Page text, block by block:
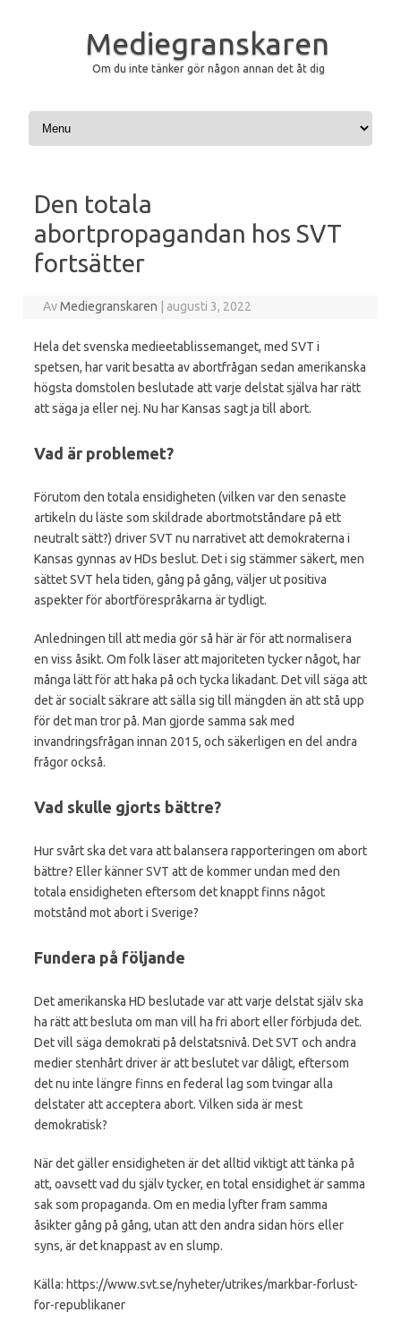
Mediegranskaren
Om du inte tänker gör någon annan det åt dig
Hoppa till innehåll
Den totala
abortpropagandan hos SVT
fortsätter
AvMediegranskaren augusti 3, 2022
Hela det svenska medieetablissemanget, med SVT i
spetsen, har varit besatta av abortfrågan sedan amerikanska
högsta domstolen beslutade att varje delstat själva har rätt
att säga ja eller nej. Nu har Kansas sagt ja till abort.
Vad är problemet?
Förutom den totala ensidigheten (vilken var den senaste
artikeln du läste som skildrade abortmotståndare på ett
neutralt sätt?) driver SVT nu narrativet att demokraterna i
Kansas gynnas av HDs beslut. Det i sig stämmer säkert, men
sättet SVT hela tiden, gång på gång, väljer ut positiva
aspekter för abortförespråkarna är tydligt.
Anledningen till att media gör så här är för att normalisera
en viss åsikt. Om folk läser att majoriteten tycker något, har
många lätt för att haka på och tycka likadant. Det vill säga att
det är socialt säkrare att sälla sig till mängden än att stå upp
för det man tror på. Man gjorde samma sak med
invandringsfrågan innan 2015, och säkerligen en del andra
frågor också.
Vad skulle gjorts bättre?
Hur svårt ska det vara att balansera rapporteringen om abort
bättre? Eller känner SVT att de kommer undan med den
totala ensidigheten eftersom det knappt finns något
motstånd mot abort i Sverige?
Fundera på följande
Det amerikanska HD beslutade var att varje delstat själv ska
ha rätt att besluta om man vill ha fri abort eller förbjuda det.
Det vill säga demokrati på delstatsnivå. Det SVT och andra
medier stenhårt driver är att beslutet var dåligt, eftersom
det nu inte längre finns en federal lag som tvingar alla
delstater att acceptera abort. Vilken sida är mest
demokratisk?
När det gäller ensidigheten är det alltid viktigt att tänka på
att, oavsett vad du själv tycker, en total ensidighet är samma
sak som propaganda. Om en media lyfter fram samma
åsikter gång på gång, utan att den andra sidan hörs eller
syns, är det knappast av en slump.
Källa: https://www.svt.se/nyheter/utrikes/markbar-forlust-
for-republikaner